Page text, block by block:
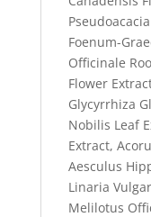
Foenum-
Officinale
Flower
Glycyrrhiza
Nobilis Leaf
Extract,
Aesculus
Linaria
Melilotus